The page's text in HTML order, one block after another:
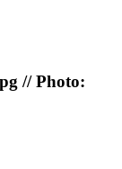
// Photo: